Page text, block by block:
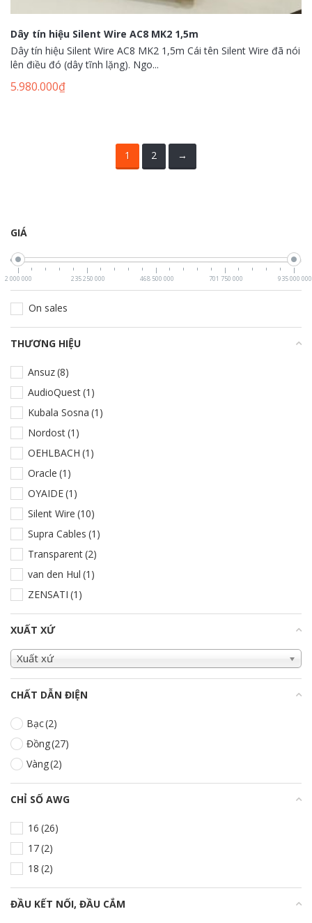
Dây tín hiệu Silent Wire AC8 MK2 1,5m
Dây tín hiệu Silent Wire AC8 MK2 1,5m Cái tên Silent Wire đã nói
lên điều đó (dây tĩnh lặng). Ngo...
5.980.000₫
1 2 →
GIÁ
2 000 000 235 250 000 468 500 000 701 750 000 935 000 000
On sales
THƯƠNG HIỆU
Ansuz(8)
AudioQuest(1)
Kubala Sosna (1)
Nordost(1)
OEHLBACH (1)
Oracle (1)
OYAIDE(1)
Silent Wire (10)
Supra Cables (1)
Transparent(2)
van den Hul (1)
ZENSATI (1)
XUẤT XỨ
Xuất xứ
CHẤT DẪN ĐIỆN
Bạc(2)
Đồng(27)
Vàng(2)
CHỈ SỐ AWG
16 (26)
17(2)
18 (2)
ĐẦU KẾT NỐI, ĐẦU CẮM